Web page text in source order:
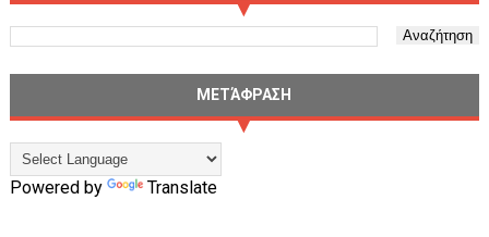
ΜΕΤΆΦΡΑΣΗ
Powered by Translate